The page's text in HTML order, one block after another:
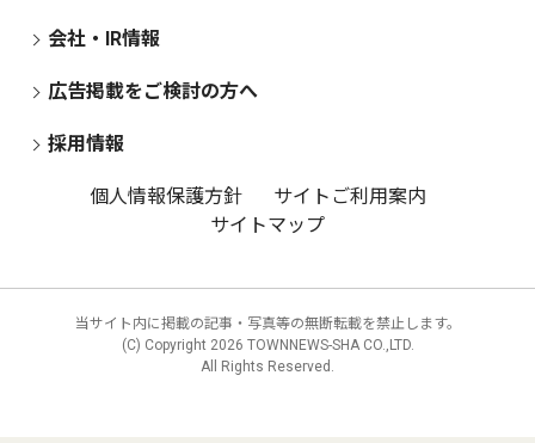
会社・IR情報
広告掲載をご検討の方へ
採用情報
個人情報保護方針
サイトご利用案内
サイトマップ
当サイト内に掲載の記事・写真等の無断転載を禁止します。
(C) Copyright 2026 TOWNNEWS-SHA CO.,LTD.
All Rights Reserved.